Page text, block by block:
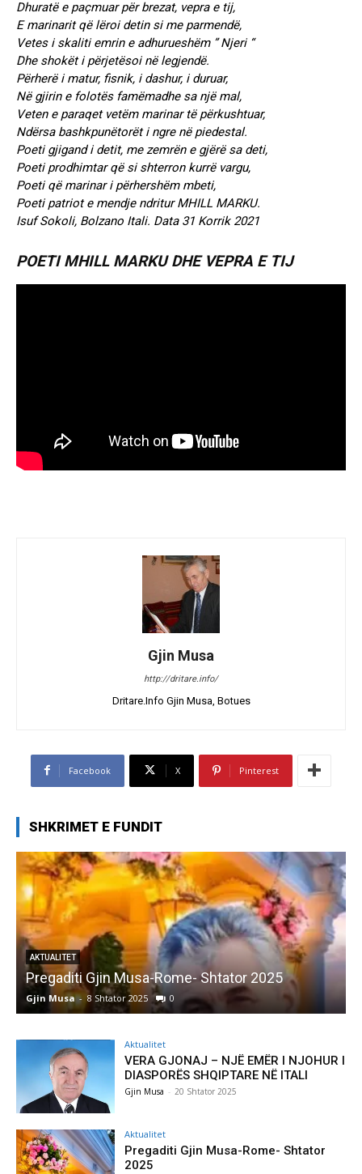
Dhuratë e paçmuar për brezat, vepra e tij,
E marinarit që lëroi detin si me parmendë,
Vetes i skaliti emrin e adhurueshëm ” Njeri “
Dhe shokët i përjetësoi në legjendë.
Përherë i matur, fisnik, i dashur, i duruar,
Në gjirin e folotës famëmadhe sa një mal,
Veten e paraqet vetëm marinar të përkushtuar,
Ndërsa bashkpunëtorët i ngre në piedestal.
Poeti gjigand i detit, me zemrën e gjërë sa deti,
Poeti prodhimtar që si shterron kurrë vargu,
Poeti që marinar i përhershëm mbeti,
Poeti patriot e mendje ndritur MHILL MARKU.
Isuf Sokoli, Bolzano Itali. Data 31 Korrik 2021
POETI MHILL MARKU DHE VEPRA E TIJ
Gjin Musa
http://dritare.info/
Dritare.Info Gjin Musa, Botues
Facebook X Pinterest
SHKRIMET E FUNDIT
AKTUALITET
Pregaditi Gjin Musa-Rome- Shtator 2025
Gjin Musa - 8 Shtator 2025 0
Aktualitet
VERA GJONAJ – NJË EMËR I NJOHUR I
DIASPORËS SHQIPTARE NË ITALI
Gjin Musa - 20 Shtator 2025
Aktualitet
Pregaditi Gjin Musa-Rome- Shtator
2025